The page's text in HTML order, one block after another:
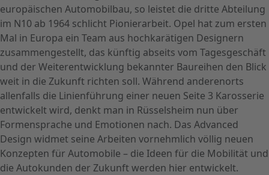
europäischen Automobilbau, so leistet die dritte Abteilung
im N10 ab 1964 schlicht Pionierarbeit. Opel hat zum ersten
Mal in Europa ein Team aus hochkarätigen Designern
zusammengestellt, das künftig abseits vom Tagesgeschäft
und der Weiterentwicklung bekannter Baureihen den Blick
weit in die Zukunft richten soll. Während anderenorts
allenfalls die Linienführung einer neuen Seite 3 Karosserie
entwickelt wird, denkt man in Rüsselsheim nun über
Formensprache und Emotionen nach. Das Advanced
Design widmet seine Arbeiten vornehmlich völlig neuen
Konzepten für Automobile – die Ideen für die Mobilität und
die Autokunden der Zukunft werden hier entwickelt.